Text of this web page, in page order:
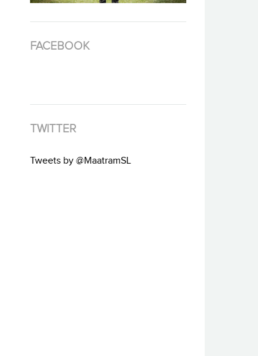
FACEBOOK
TWITTER
Tweets by @MaatramSL